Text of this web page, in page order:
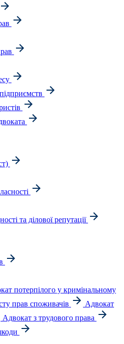
та ділової репутації
потерпілого у кримінальному
прав споживачів
Адвокат
Адвокат з трудового права